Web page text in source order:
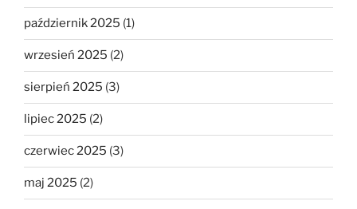
październik 2025 (1)
wrzesień 2025 (2)
sierpień 2025 (3)
lipiec 2025 (2)
czerwiec 2025 (3)
maj 2025 (2)